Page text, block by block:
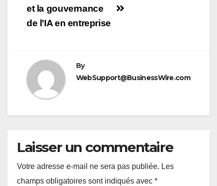
et la gouvernance
de l’IA en entreprise
By
WebSupport@BusinessWire.com
Laisser un commentaire
Votre adresse e-mail ne sera pas publiée. Les
champs obligatoires sont indiqués avec *